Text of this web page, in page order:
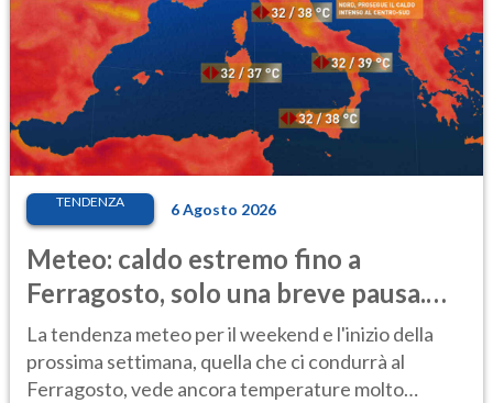
TENDENZA 6 Agosto 2026
Meteo: caldo estremo fino a
Ferragosto, solo una breve pausa.
Ecco dove
La tendenza meteo per il weekend e l'inizio della
prossima settimana, quella che ci condurrà al
Ferragosto, vede ancora temperature molto